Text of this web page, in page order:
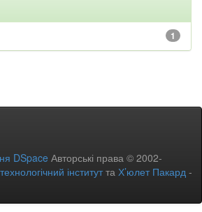
1
DSpace Авторські права © 2002-
інститутта Х’юлет Пакард -